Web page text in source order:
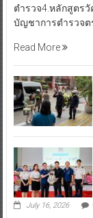
ตำรวจ4.หลักสูตร
บัญชาการตำรวจต
Read More
July 16, 2026